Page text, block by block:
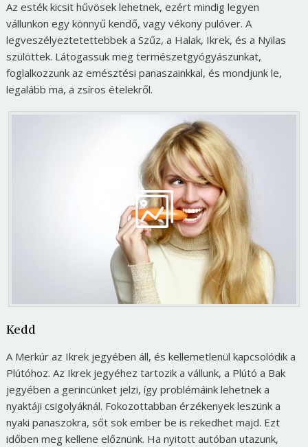
Az esték kicsit hűvösek lehetnek, ezért mindig legyen
vállunkon egy könnyű kendő, vagy vékony pulóver. A
legveszélyeztetettebbek a Szűz, a Halak, Ikrek, és a Nyilas
szülöttek. Látogassuk meg természetgyógyászunkat,
foglalkozzunk az emésztési panaszainkkal, és mondjunk le,
legalább ma, a zsíros ételekről.
Kedd
A Merkúr az Ikrek jegyében áll, és kellemetlenül kapcsolódik a
Plútóhoz. Az Ikrek jegyéhez tartozik a vállunk, a Plútó a Bak
jegyében a gerincünket jelzi, így problémáink lehetnek a
nyaktáji csigolyáknál. Fokozottabban érzékenyek leszünk a
nyaki panaszokra, sőt sok ember be is rekedhet majd. Ezt
időben meg kellene előznünk. Ha nyitott autóban utazunk,